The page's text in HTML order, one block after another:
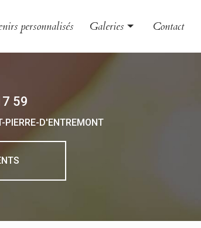
personnalisés Galeries Contact
59
PIERRE-D'ENTREMONT